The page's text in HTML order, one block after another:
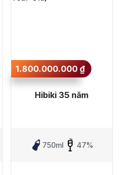
1.800.000.000₫
Hibiki 35 năm
750ml 47%